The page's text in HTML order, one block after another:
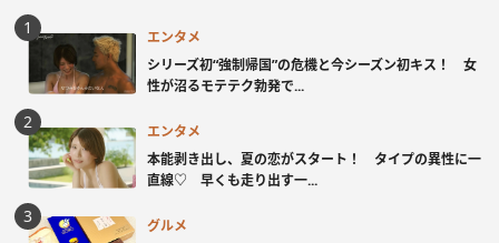
エンタメ
シリーズ初“強制帰国”の危機と今シーズン初キス！ 女
性が沼るモテテク勃発で...
エンタメ
本能剥き出し、夏の恋がスタート！ タイプの異性に一
直線♡ 早くも走り出す一...
グルメ